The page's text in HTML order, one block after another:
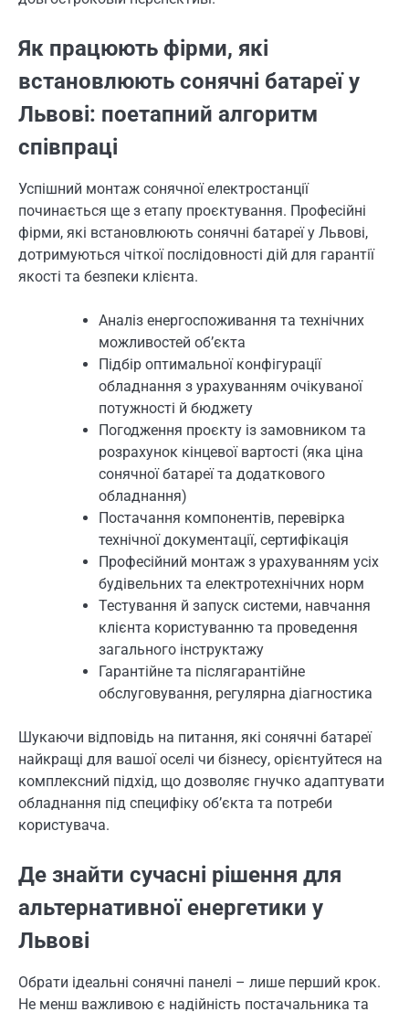
Як працюють фірми, які
встановлюють сонячні батареї у
Львові: поетапний алгоритм
співпраці
Успішний монтаж сонячної електростанції
починається ще з етапу проєктування. Професійні
фірми, які встановлюють сонячні батареї у Львові,
дотримуються чіткої послідовності дій для гарантії
якості та безпеки клієнта.
Аналіз енергоспоживання та технічних
можливостей об’єкта
Підбір оптимальної конфігурації
обладнання з урахуванням очікуваної
потужності й бюджету
Погодження проєкту із замовником та
розрахунок кінцевої вартості (яка ціна
сонячної батареї та додаткового
обладнання)
Постачання компонентів, перевірка
технічної документації, сертифікація
Професійний монтаж з урахуванням усіх
будівельних та електротехнічних норм
Тестування й запуск системи, навчання
клієнта користуванню та проведення
загального інструктажу
Гарантійне та післягарантійне
обслуговування, регулярна діагностика
Шукаючи відповідь на питання, які сонячні батареї
найкращі для вашої оселі чи бізнесу, орієнтуйтеся на
комплексний підхід, що дозволяє гнучко адаптувати
обладнання під специфіку об’єкта та потреби
користувача.
Де знайти сучасні рішення для
альтернативної енергетики у
Львові
Обрати ідеальні сонячні панелі – лише перший крок.
Не менш важливою є надійність постачальника та